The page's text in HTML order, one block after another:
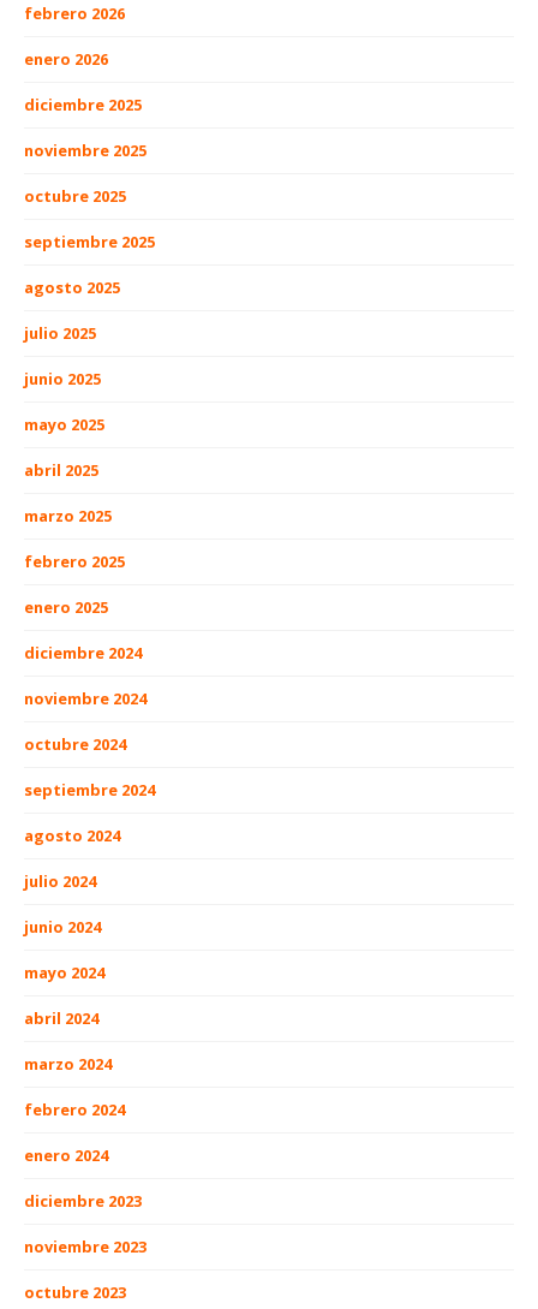
febrero 2026
enero 2026
diciembre 2025
noviembre 2025
octubre 2025
septiembre 2025
agosto 2025
julio 2025
junio 2025
mayo 2025
abril 2025
marzo 2025
febrero 2025
enero 2025
diciembre 2024
noviembre 2024
octubre 2024
septiembre 2024
agosto 2024
julio 2024
junio 2024
mayo 2024
abril 2024
marzo 2024
febrero 2024
enero 2024
diciembre 2023
noviembre 2023
octubre 2023